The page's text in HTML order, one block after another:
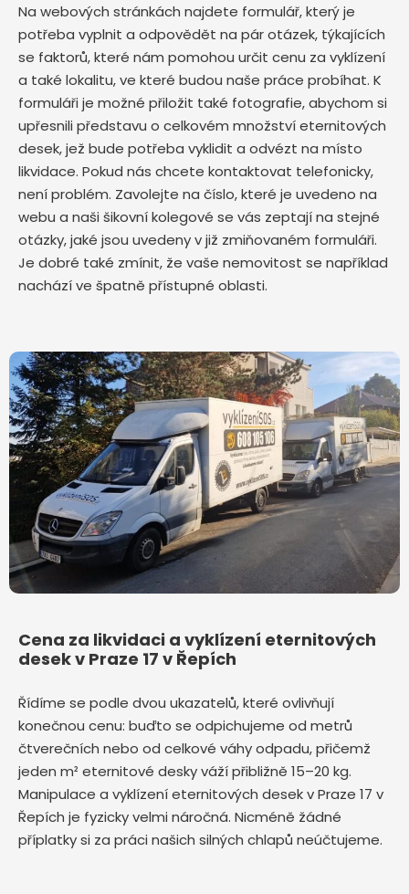
Na webových stránkách najdete formulář, který je
potřeba vyplnit a odpovědět na pár otázek, týkajících
se faktorů, které nám pomohou určit cenu za vyklízení
a také lokalitu, ve které budou naše práce probíhat. K
formuláři je možné přiložit také fotografie, abychom si
upřesnili představu o celkovém množství eternitových
desek, jež bude potřeba vyklidit a odvézt na místo
likvidace. Pokud nás chcete kontaktovat telefonicky,
není problém. Zavolejte na číslo, které je uvedeno na
webu a naši šikovní kolegové se vás zeptají na stejné
otázky, jaké jsou uvedeny v již zmiňovaném formuláři.
Je dobré také zmínit, že vaše nemovitost se například
nachází ve špatně přístupné oblasti.
Cena za likvidaci a vyklízení eternitových
desek v Praze 17 v Řepích
Řídíme se podle dvou ukazatelů, které ovlivňují
konečnou cenu: buďto se odpichujeme od metrů
čtverečních nebo od celkové váhy odpadu, přičemž
jeden m² eternitové desky váží přibližně 15–20 kg.
Manipulace a vyklízení eternitových desek v Praze 17 v
Řepích je fyzicky velmi náročná. Nicméně žádné
příplatky si za práci našich silných chlapů neúčtujeme.